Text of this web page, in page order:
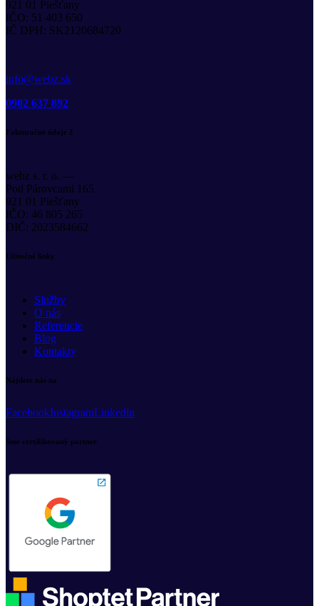
921 01 Piešťany
IČO: 51 403 650
IČ DPH: SK2120684720
info@webz.sk
0902 637 892
Fakturačné údaje 2
webz s. r. o. —
Pod Párovcami 165
921 01 Piešťany
IČO: 46 805 265
DIČ: 2023584662
Užitočné linky
Služby
O nás
Referencie
Blog
Kontakty
Nájdete nás na
FacebookInstagramLinkedin
Sme certifikovaný partner